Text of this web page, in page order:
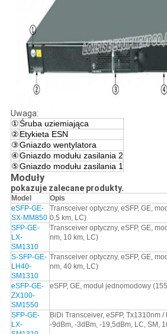
Uwaga:
①Śruba uziemiająca
②Etykieta ESN
③Gniazdo wentylatora
④Gniazdo modułu zasilania 2
⑤Gniazdo modułu zasilania 1
Moduły
pokazuje zalecane produkty.
Model
Opis
eSFP-GE-
SX-MM850
Transceiver optyczny, eSFP, GE,
0,5 km, LC)
SFP-GE-
LX-
SM1310
Transceiver optyczny, eSFP, GE,
nm, 10 km, LC)
S-SFP-GE-
LH40-
SM1310
Transceiver optyczny, eSFP, GE,
nm, 40 km, LC)
eSFP-GE-
ZX100-
SM1550
eSFP, GE, moduł jednomodowy
SFP-GE-
LX-
BiDi Transceiver, eSFP, Tx1310nm
-9dBm, -3dBm, -19,5dBm, LC, SM,